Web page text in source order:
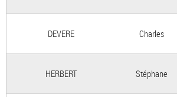
DEVERE Charles
HERBERT Stéphane